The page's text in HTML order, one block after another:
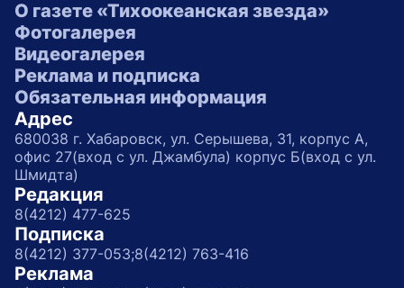
О газете «Тихоокеанская звезда»
Фотогалерея
Видеогалерея
Реклама и подписка
Обязательная информация
Адрес
680038 г. Хабаровск, ул. Серышева, 31, корпус А,
офис 27(вход с ул. Джамбула) корпус Б(вход с ул.
Шмидта)
Редакция
8(4212) 477-625
Подписка
8(4212) 377-053;8(4212) 763-416
Реклама